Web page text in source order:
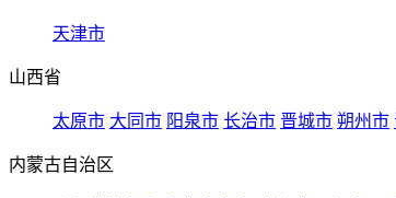
天津市
山西省
太原市 大同市 阳泉市 长治市 晋城市 朔州市
内蒙古自治区